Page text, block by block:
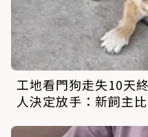
工地看門狗走失10天
人決定放手：新飼主